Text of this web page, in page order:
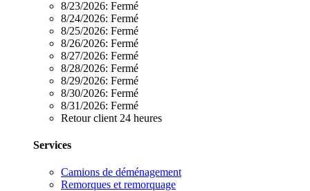
8/23/2026: Fermé
8/24/2026: Fermé
8/25/2026: Fermé
8/26/2026: Fermé
8/27/2026: Fermé
8/28/2026: Fermé
8/29/2026: Fermé
8/30/2026: Fermé
8/31/2026: Fermé
Retour client 24 heures
Services
Camions de déménagement
Remorques et remorquage